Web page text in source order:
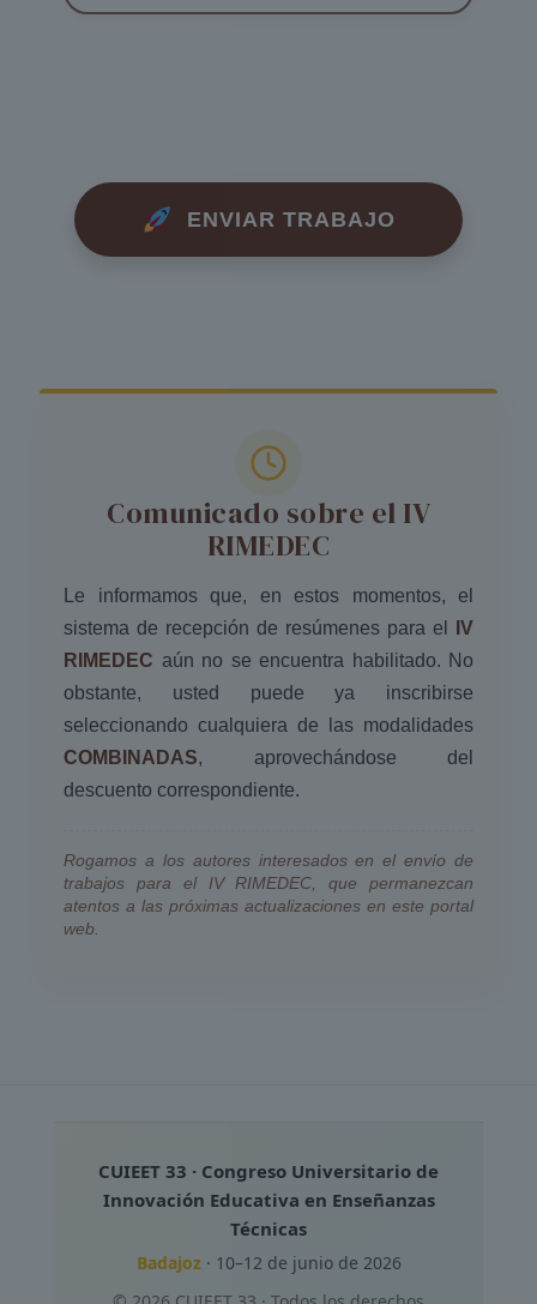
ENVIAR TRABAJO
Comunicado sobre el IV
RIMEDEC
Le informamos que, en estos momentos, el
sistema de recepción de resúmenes para el
IV
RIMEDEC aún no se encuentra habilitado. No
obstante, usted puede ya inscribirse
seleccionando cualquiera de las modalidades
COMBINADAS, aprovechándose del
descuento correspondiente.
Rogamos a los autores interesados en el envío de
trabajos para el IV RIMEDEC, que permanezcan
atentos a las próximas actualizaciones en este portal
web.
CUIEET 33 · Congreso Universitario de
Innovación Educativa en Enseñanzas
Técnicas
Badajoz· 10–12 de junio de 2026